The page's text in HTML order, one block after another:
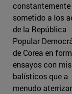
constantemente
sometido a los
de la República
Popular
de Corea en
ensayos con
balísticos que a
menudo